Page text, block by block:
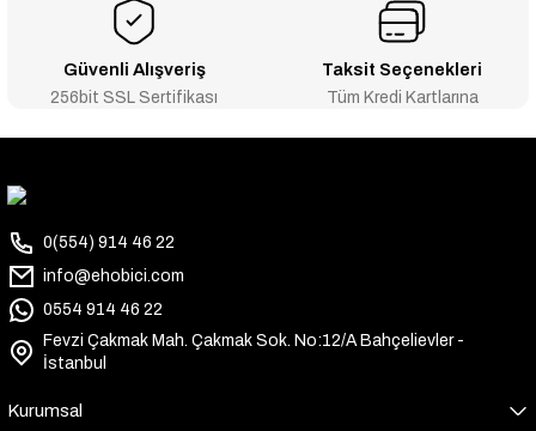
Güvenli Alışveriş
256bit SSL Sertifikası
Taksit Seçenekleri
Tüm Kredi Kartlarına
0(554) 914 46 22
info@ehobici.com
0554 914 46 22
Fevzi Çakmak Mah. Çakmak Sok. No:12/A Bahçelievler -
İstanbul
Kurumsal